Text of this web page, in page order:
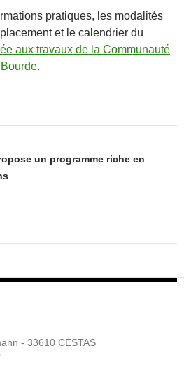
pratiques, les modalités
et le calendrier du
aux travaux de la Communauté
un programme riche en
- 33610 CESTAS